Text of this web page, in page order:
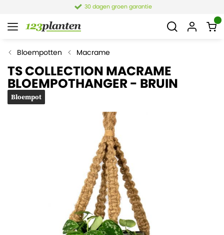
30 dagen groen garantie
Bloempotten Macrame
TS COLLECTION MACRAME
BLOEMPOTHANGER - BRUIN
Bloempot